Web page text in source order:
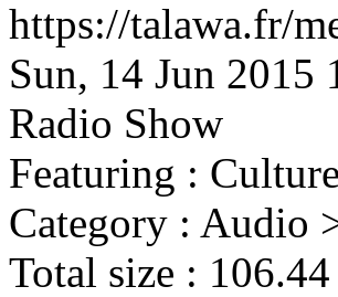
https://talawa.fr/
Sun, 14 Jun 2015
Radio Show
Featuring :
Category : Audio
Total size :